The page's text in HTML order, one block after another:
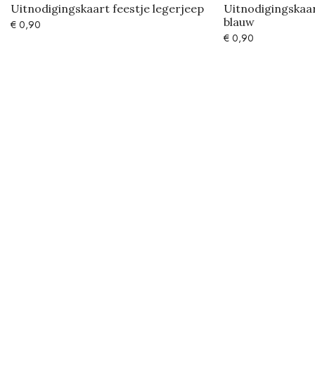
Uitnodigingskaart feestje legerjeep
€ 0,90
blauw
€ 0,90